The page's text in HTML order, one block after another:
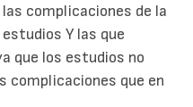
complicaciones de la
Y las que
que los estudios no
complicaciones que en